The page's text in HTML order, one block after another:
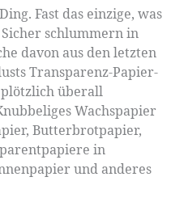
Fast das einzige, was
schlummern in
davon aus den letzten
Transparenz-Papier-
überall
Wachspapier
Butterbrotpapier,
in
und anderes